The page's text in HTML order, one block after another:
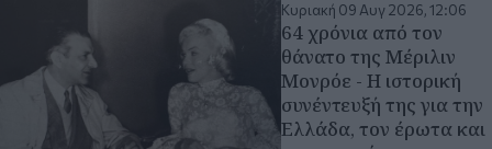
Κυριακή 09 Αυγ 2026, 12:06
64 χρόνια από τον
θάνατο της Μέριλιν
Μονρόε - Η ιστορική
συνέντευξή της για την
Ελλάδα, τον έρωτα και